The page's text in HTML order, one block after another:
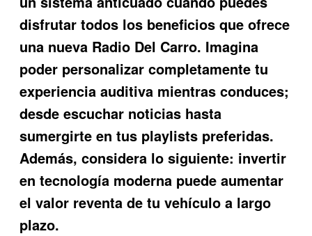
disfrutar todos los beneficios que ofrece
una nueva Radio Del Carro. Imagina
poder personalizar completamente tu
experiencia auditiva mientras conduces;
desde escuchar noticias hasta
sumergirte en tus playlists preferidas.
Además, considera lo siguiente: invertir
en tecnología moderna puede aumentar
el valor reventa de tu vehículo a largo
plazo.